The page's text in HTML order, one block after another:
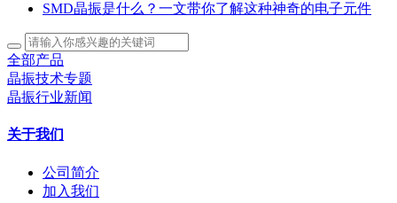
SMD晶振是什么？一文带你了解这种神奇的电子元件
全部产品
晶振技术专题
晶振行业新闻
关于我们
公司简介
加入我们